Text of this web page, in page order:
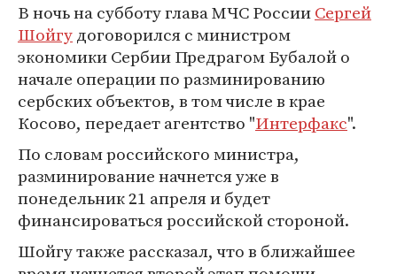
В ночь на субботу глава МЧС РоссииСергей
Шойгудоговорился с министром
экономики Сербии Предрагом Бубалой о
начале операции по разминированию
сербских объектов, в том числе в крае
Косово, передает агентство "Интерфакс".
По словам российского министра,
разминирование начнется уже в
понедельник 21 апреля и будет
финансироваться российской стороной.
Шойгу также рассказал, что в ближайшее